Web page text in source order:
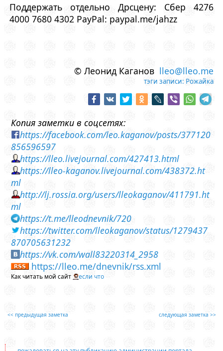
Поддержать отдельно Дрсцену: Сбер 4276
4000 7680 4302 PayPal: paypal.me/jahzz
© Леонид Каганов lleo@lleo.me
тэги записи: Рожайка
Копия заметки в соцсетях:
https://facebook.com/leo.kaganov/posts/377120
856596597
https://lleo.livejournal.com/427413.html
https://lleo-kaganov.livejournal.com/438372.ht
ml
http://lj.rossia.org/users/lleokaganov/411791.ht
ml
https://t.me/lleodnevnik/720
https://twitter.com/lleokaganov/status/1279437
870705631232
https://vk.com/wall83220314_2958
https://lleo.me/dnevnik/rss.xml
Как читать мой сайт если что
<< предыдущая заметка следующая заметка >>